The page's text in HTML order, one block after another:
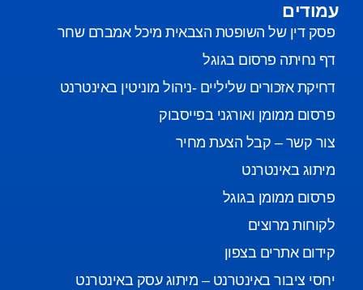
עמודים
פסק דין של השופטת הצבאית מיכל אמברם שחר
דף נחיתה פרסום בגוגל
דחיקת אזכורים שליליים -ניהול מוניטין באינטרנט
פרסום ממומן ואורגני בפייסבוק
צור קשר – קבל הצעת מחיר
מיתוג באינטרנט
פרסום ממומן בגוגל
לקוחות מרוצים
קידום אתרים בצפון
יחסי ציבור באינטרנט – מיתוג עסק באינטרנט